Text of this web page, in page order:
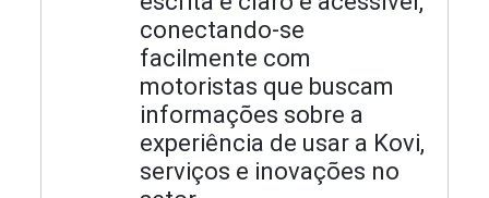
conectando-se
facilmente com
motoristas que buscam
informações sobre a
experiência de usar a Kovi,
serviços e inovações no